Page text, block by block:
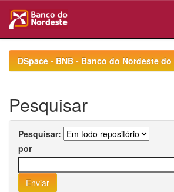
navigationDSpace - BNB - Banco do Nordeste
Pesquisar
Pesquisar:
por